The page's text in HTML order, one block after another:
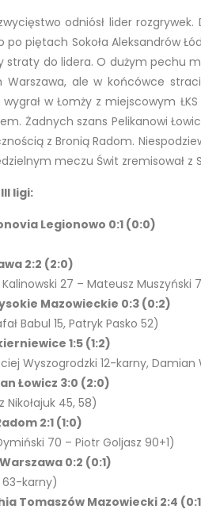
odniósł lider rozgrywek.
po piętach Sokoła Aleksandrów
do lidera. O dużym pechu
ale w końcówce
w Łomży z miejscowym
Żadnych szans Pelikanowi
z Bronią Radom.
meczu Świt zremisował z
ligi:
Legionowo 0:1 (0:0)
2:2 (2:0)
Kalinowski 27 – Mateusz
Mazowieckie 0:3 (0:2)
Babul 15, Patryk Pasko 52)
1:5 (1:2)
Wyszogrodzki 12-karny, Damian
Łowicz 3:0 (2:0)
Nikołajuk 45, 58)
2:1 (1:0)
70 – Piotr Goljasz 90+1)
0:2 (0:1)
63-karny)
Tomaszów Mazowiecki 2:4